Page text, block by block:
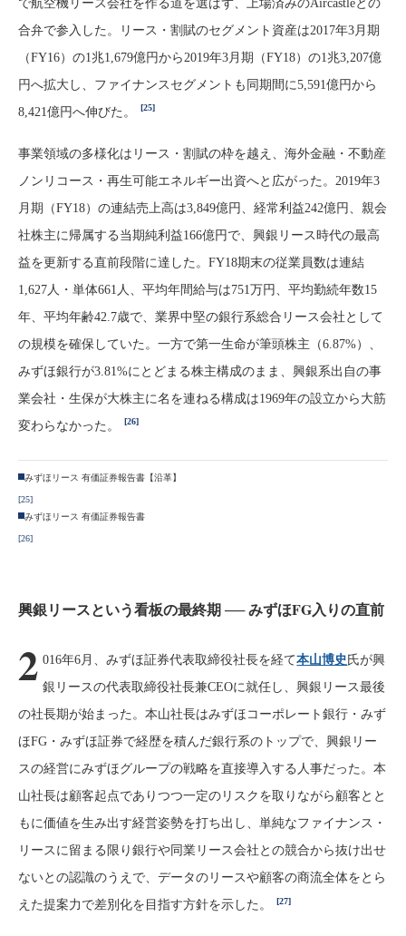
で航空機リース会社を作る道を選ばず、上場済みのAircastleとの
合弁で参入した。リース・割賦のセグメント資産は2017年3月期
（FY16）の1兆1,679億円から2019年3月期（FY18）の1兆3,207億
円へ拡大し、ファイナンスセグメントも同期間に5,591億円から
8,421億円へ伸びた。
[25]
事業領域の多様化はリース・割賦の枠を越え、海外金融・不動産
ノンリコース・再生可能エネルギー出資へと広がった。2019年3
月期（FY18）の連結売上高は3,849億円、経常利益242億円、親会
社株主に帰属する当期純利益166億円で、興銀リース時代の最高
益を更新する直前段階に達した。FY18期末の従業員数は連結
1,627人・単体661人、平均年間給与は751万円、平均勤続年数15
年、平均年齢42.7歳で、業界中堅の銀行系総合リース会社として
の規模を確保していた。一方で第一生命が筆頭株主（6.87%）、
みずほ銀行が3.81%にとどまる株主構成のまま、興銀系出自の事
業会社・生保が大株主に名を連ねる構成は1969年の設立から大筋
変わらなかった。
[26]
みずほリース 有価証券報告書【沿革】
[25]
みずほリース 有価証券報告書
[26]
興銀リースという看板の最終期 ── みずほFG入りの直前
2 016年6月、みずほ証券代表取締役社長を経て本山博史 氏が興
銀リースの代表取締役社長兼CEOに就任し、興銀リース最後
の社長期が始まった。本山社長はみずほコーポレート銀行・みず
ほFG・みずほ証券で経歴を積んだ銀行系のトップで、興銀リー
スの経営にみずほグループの戦略を直接導入する人事だった。本
山社長は顧客起点でありつつ一定のリスクを取りながら顧客とと
もに価値を生み出す経営姿勢を打ち出し、単純なファイナンス・
リースに留まる限り銀行や同業リース会社との競合から抜け出せ
ないとの認識のうえで、データのリースや顧客の商流全体をとら
えた提案力で差別化を目指す方針を示した。
[27]